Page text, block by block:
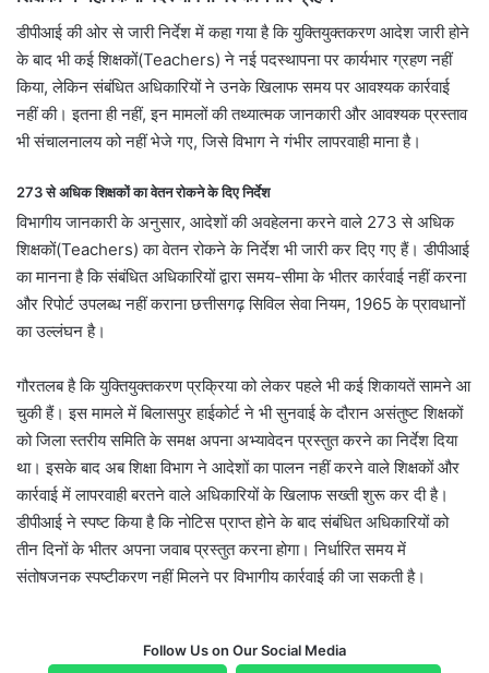
डीपीआई की ओर से जारी निर्देश में कहा गया है कि युक्तियुक्तकरण आदेश जारी होने
के बाद भी कई शिक्षकों(Teachers) ने नई पदस्थापना पर कार्यभार ग्रहण नहीं
किया, लेकिन संबंधित अधिकारियों ने उनके खिलाफ समय पर आवश्यक कार्रवाई
नहीं की। इतना ही नहीं, इन मामलों की तथ्यात्मक जानकारी और आवश्यक प्रस्ताव
भी संचालनालय को नहीं भेजे गए, जिसे विभाग ने गंभीर लापरवाही माना है।
273 से अधिक शिक्षकों का वेतन रोकने के दिए निर्देश
विभागीय जानकारी के अनुसार, आदेशों की अवहेलना करने वाले 273 से अधिक
शिक्षकों(Teachers) का वेतन रोकने के निर्देश भी जारी कर दिए गए हैं। डीपीआई
का मानना है कि संबंधित अधिकारियों द्वारा समय-सीमा के भीतर कार्रवाई नहीं करना
और रिपोर्ट उपलब्ध नहीं कराना छत्तीसगढ़ सिविल सेवा नियम, 1965 के प्रावधानों
का उल्लंघन है।
गौरतलब है कि युक्तियुक्तकरण प्रक्रिया को लेकर पहले भी कई शिकायतें सामने आ
चुकी हैं। इस मामले में बिलासपुर हाईकोर्ट ने भी सुनवाई के दौरान असंतुष्ट शिक्षकों
को जिला स्तरीय समिति के समक्ष अपना अभ्यावेदन प्रस्तुत करने का निर्देश दिया
था। इसके बाद अब शिक्षा विभाग ने आदेशों का पालन नहीं करने वाले शिक्षकों और
कार्रवाई में लापरवाही बरतने वाले अधिकारियों के खिलाफ सख्ती शुरू कर दी है।
डीपीआई ने स्पष्ट किया है कि नोटिस प्राप्त होने के बाद संबंधित अधिकारियों को
तीन दिनों के भीतर अपना जवाब प्रस्तुत करना होगा। निर्धारित समय में
संतोषजनक स्पष्टीकरण नहीं मिलने पर विभागीय कार्रवाई की जा सकती है।
Follow Us on Our Social Media